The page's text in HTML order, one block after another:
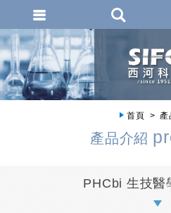
首頁 產
產品介紹
PHCbi 生技醫